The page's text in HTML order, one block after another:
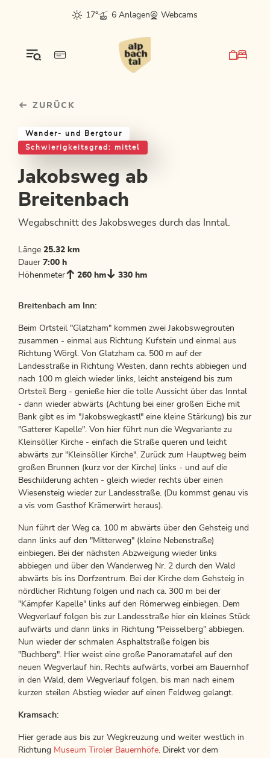
sr.skip-to.main-content
sr.skip-to.table-of-contents
sr.skip-to.main-navigation
17°
6 Anlagen Webcams
ZURÜCK
Wander- und Bergtour
Schwierigkeitsgrad: mittel
Jakobsweg ab
Breitenbach
Wegabschnitt des Jakobsweges durch das Inntal.
Länge 25.32 km
Dauer 7:00 h
Höhenmeter
260 hm 330 hm
Breitenbach am Inn:
Beim Ortsteil "Glatzham" kommen zwei Jakobswegrouten
zusammen - einmal aus Richtung Kufstein und einmal aus
Richtung Wörgl. Von Glatzham ca. 500 m auf der
Landesstraße in Richtung Westen, dann rechts abbiegen und
nach 100 m gleich wieder links, leicht ansteigend bis zum
Ortsteil Berg - genieße hier die tolle Aussicht über das Inntal
- dann wieder abwärts (Achtung bei einer großen Eiche mit
Bank gibt es im "Jakobswegkastl" eine kleine Stärkung) bis zur
"Gatterer Kapelle". Von hier führt nun die Wegvariante zu
Kleinsöller Kirche - einfach die Straße queren und leicht
abwärts zur "Kleinsöller Kirche". Zurück zum Hauptweg beim
großen Brunnen (kurz vor der Kirche) links - und auf die
Beschilderung achten - gleich wieder rechts über einen
Wiesensteig wieder zur Landesstraße. (Du kommst genau vis
a vis vom Gasthof Krämerwirt heraus).
Nun führt der Weg ca. 100 m abwärts über den Gehsteig und
dann links auf den "Mitterweg" (kleine Nebenstraße)
einbiegen. Bei der nächsten Abzweigung wieder links
abbiegen und über den Wanderweg Nr. 2 durch den Wald
abwärts bis ins Dorfzentrum. Bei der Kirche dem Gehsteig in
nördlicher Richtung folgen und nach ca. 300 m bei der
"Kämpfer Kapelle" links auf den Römerweg einbiegen. Dem
Wegverlauf folgen bis zur Landesstraße hier ein kleines Stück
aufwärts und dann links in Richtung "Peisselberg" abbiegen.
Nun wieder der schmalen Asphaltstraße folgen bis
"Buchberg". Hier weist eine große Panoramatafel auf den
neuen Wegverlauf hin. Rechts aufwärts, vorbei am Bauernhof
in den Wald, dem Wegverlauf folgen, bis man nach einem
kurzen steilen Abstieg wieder auf einen Feldweg gelangt.
Kramsach:
Hier gerade aus bis zur Wegkreuzung und weiter westlich in
Richtung Museum Tiroler Bauernhöfe. Direkt vor dem